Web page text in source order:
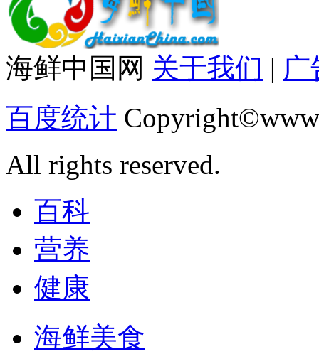
海鲜中国网 关于我们 | 广
百度统计
All rights reserved.
百科
营养
健康
海鲜美食